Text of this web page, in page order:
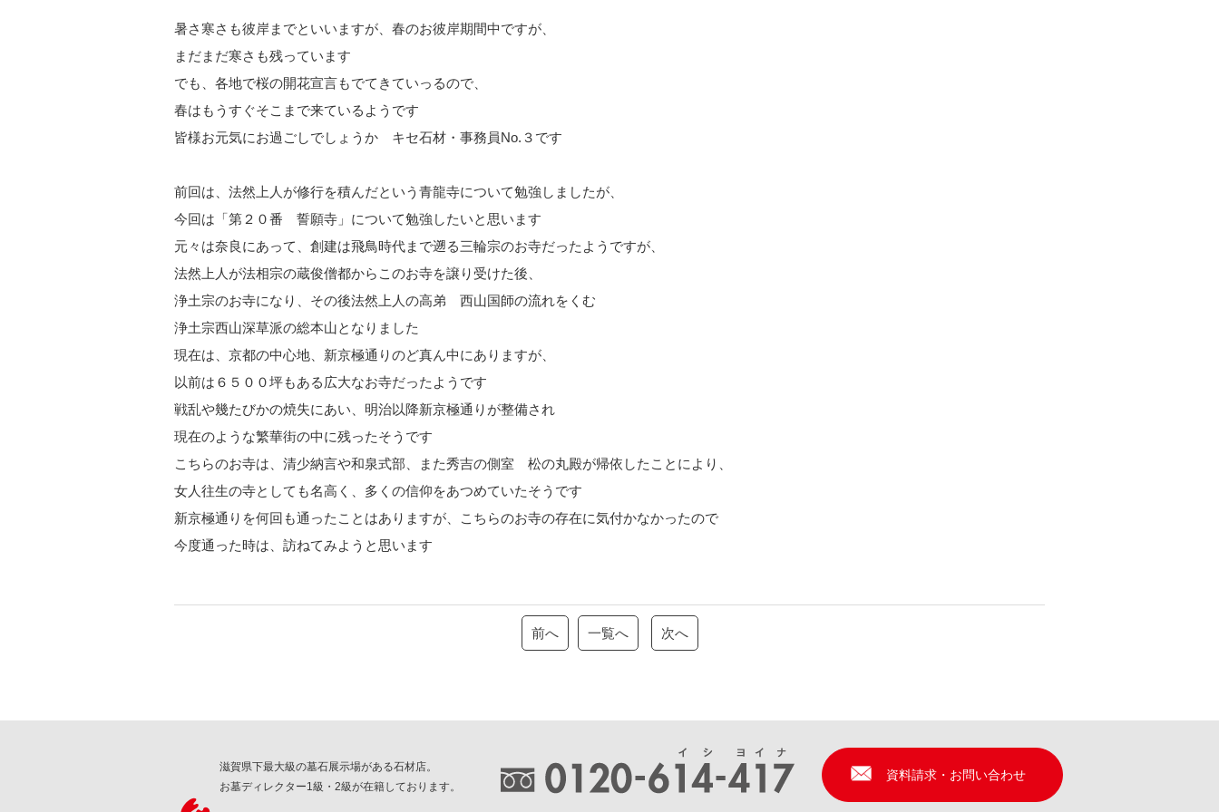
暑さ寒さも彼岸までといいますが、春のお彼岸期間中ですが、
まだまだ寒さも残っています
でも、各地で桜の開花宣言もでてきていっるので、
春はもうすぐそこまで来ているようです
皆様お元気にお過ごしでしょうか キセ石材・事務員No.３です
前回は、法然上人が修行を積んだという青龍寺について勉強しましたが、
今回は「第２０番 誓願寺」について勉強したいと思います
元々は奈良にあって、創建は飛鳥時代まで遡る三輪宗のお寺だったようですが、
法然上人が法相宗の蔵俊僧都からこのお寺を譲り受けた後、
浄土宗のお寺になり、その後法然上人の高弟 西山国師の流れをくむ
浄土宗西山深草派の総本山となりました
現在は、京都の中心地、新京極通りのど真ん中にありますが、
以前は６５００坪もある広大なお寺だったようです
戦乱や幾たびかの焼失にあい、明治以降新京極通りが整備され
現在のような繁華街の中に残ったそうです
こちらのお寺は、清少納言や和泉式部、また秀吉の側室 松の丸殿が帰依したことにより、
女人往生の寺としても名高く、多くの信仰をあつめていたそうです
新京極通りを何回も通ったことはありますが、こちらのお寺の存在に気付かなかったので
今度通った時は、訪ねてみようと思います
前へ 一覧へ 次へ
滋賀県下最大級の墓石展示場がある石材店。
お墓ディレクター1級・2級が在籍しております。
資料請求・お問い合わせ